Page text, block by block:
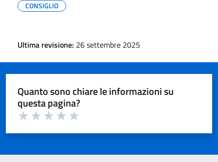
CONSIGLIO
Ultima revisione: 26 settembre 2025
Quanto sono chiare le informazioni su
questa pagina?